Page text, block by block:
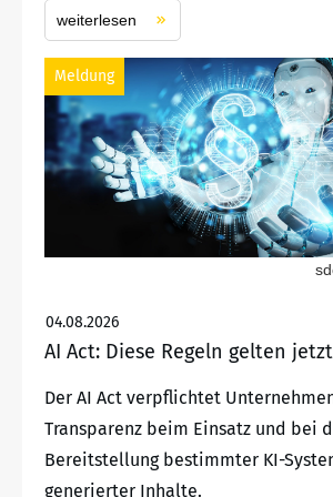
weiterlesen
Meldung
04.08.2026
AI Act: Diese Regeln gelten jetzt
Der AI Act verpflichtet
Transparenz beim Einsatz und bei
Bereitstellung bestimmter KI-
generierter Inhalte.